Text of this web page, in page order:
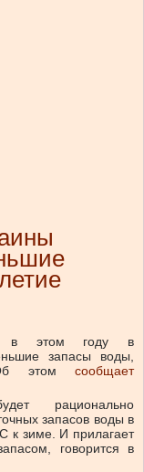
в этом году в
запасы воды,
этом
сообщает
рационально
запасов воды в
к зиме. И прилагает
говорится в